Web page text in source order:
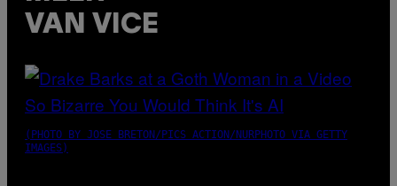
VAN VICE
(PHOTO BY JOSE BRETON/PICS ACTION/NURPHOTO VIA GETTY
IMAGES)